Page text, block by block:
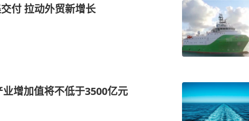
付 拉动外贸新增长
增加值将不低于3500亿元